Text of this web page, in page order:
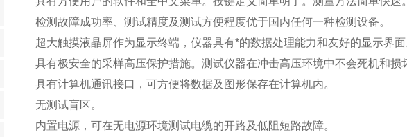
检测故障成功率、测试精度及测试方便程度优于国内任何一种检测设备。
超大触摸液晶屏作为显示终端，仪器具有*的数据处理能力和友好的显示界面
具有极安全的采样高压保护措施。测试仪器在冲击高压环境中不会死机和损
具有计算机通讯接口，可方便将数据及图形保存在计算机内。
无测试盲区。
内置电源，可在无电源环境测试电缆的开路及低阻短路故障。